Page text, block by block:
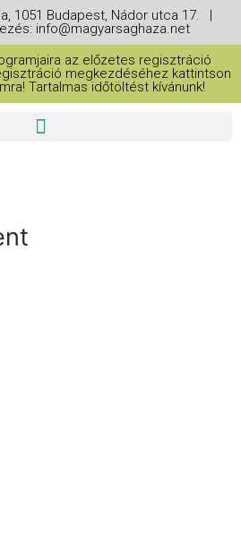
1051 Budapest, Nádor utca 17. |
info@magyarsaghaza.net
az előzetes regisztráció
megkezdéséhez kattintson
Tartalmas időtöltést kívánunk!